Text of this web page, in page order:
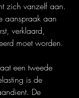
zich vanzelf aan.
aanspraak aan
verklaard,
moet worden.
een tweede
is de
De